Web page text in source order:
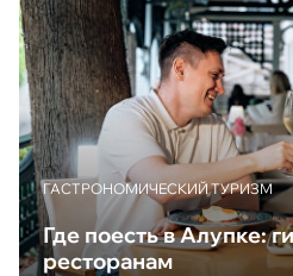
ГАСТРОНОМИЧЕСКИЙ ТУРИЗМ
Где поесть в Алупке:
ресторанам